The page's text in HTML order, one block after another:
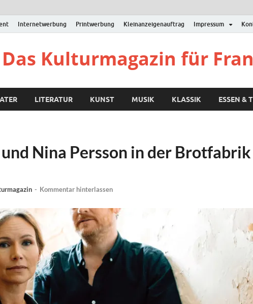
Internetwerbung Printwerbung Kleinanzeigenauftrag Impressum
Kulturmagazin für
LITERATUR KUNST MUSIK KLASSIK ESSEN &
Nina Persson in der Brotfabrik
- Kommentar hinterlassen